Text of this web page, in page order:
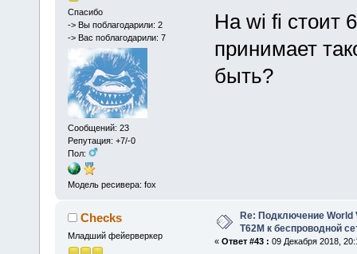
Спасибо
-> Вы поблагодарили: 2
-> Вас поблагодарили: 7
Сообщений: 23
Репутация: +7/-0
Пол:
Модель ресивера: fox
На wi fi стоит
принимает
быть?
Checks
Младший фейерверкер
Re: Подключение World
Т62М к беспроводной
« Ответ #43 : 09 Декабря 2018,